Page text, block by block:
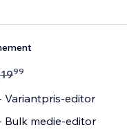
1999
editor
medie-editor